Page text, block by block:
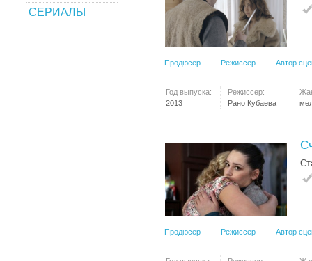
СЕРИАЛЫ
Продюсер Режиссер Автор
Год выпуска:
2013
Режиссер:
Рано Кубаева
Продюсер Режиссер Автор